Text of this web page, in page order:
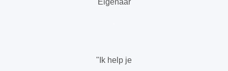
Eigenaar
"Ik help je